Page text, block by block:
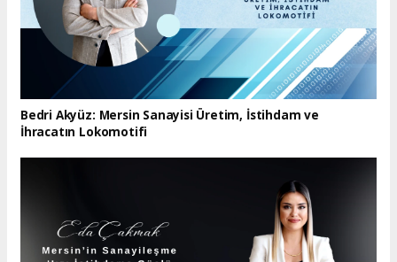
Bedri Akyüz: Mersin Sanayisi Üretim, İstihdam ve
İhracatın Lokomotifi